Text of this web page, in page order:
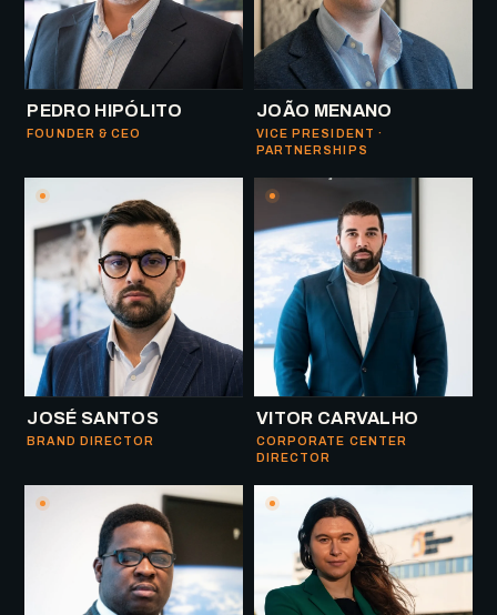
PEDRO HIPÓLITO
FOUNDER & CEO
JOÃO MENANO
VICE PRESIDENT ·
PARTNERSHIPS
JOSÉ SANTOS
BRAND DIRECTOR
VITOR CARVALHO
CORPORATE CENTER
DIRECTOR